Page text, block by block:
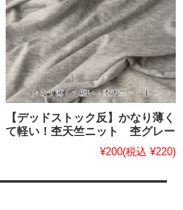
【デッドストック反】かなり薄く
て軽い！杢天竺ニット 杢グレー
¥200(税込 ¥220)